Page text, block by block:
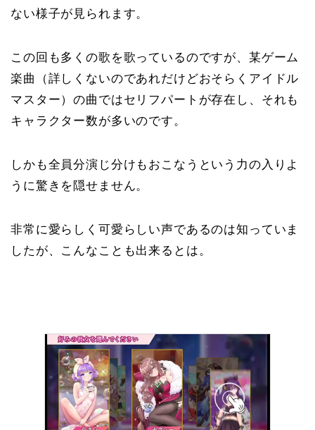
ない様子が見られます。
この回も多くの歌を歌っているのですが、某ゲーム
楽曲（詳しくないのであれだけどおそらくアイドル
マスター）の曲ではセリフパートが存在し、それも
キャラクター数が多いのです。
しかも全員分演じ分けもおこなうという力の入りよ
うに驚きを隠せません。
非常に愛らしく可愛らしい声であるのは知っていま
したが、こんなことも出来るとは。